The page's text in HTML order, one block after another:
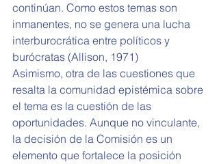
continúan. Como estos temas son
inmanentes, no se genera una lucha
interburocrática entre políticos y
burócratas (Allison, 1971)
Asimismo, otra de las cuestiones que
resalta la comunidad epistémica sobre
el tema es la cuestión de las
oportunidades. Aunque no vinculante,
la decisión de la Comisión es un
elemento que fortalece la posición